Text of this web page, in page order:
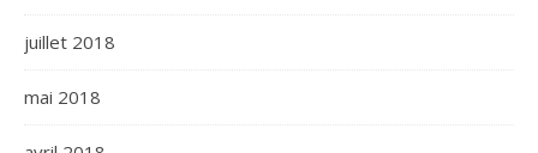
juillet 2018
mai 2018